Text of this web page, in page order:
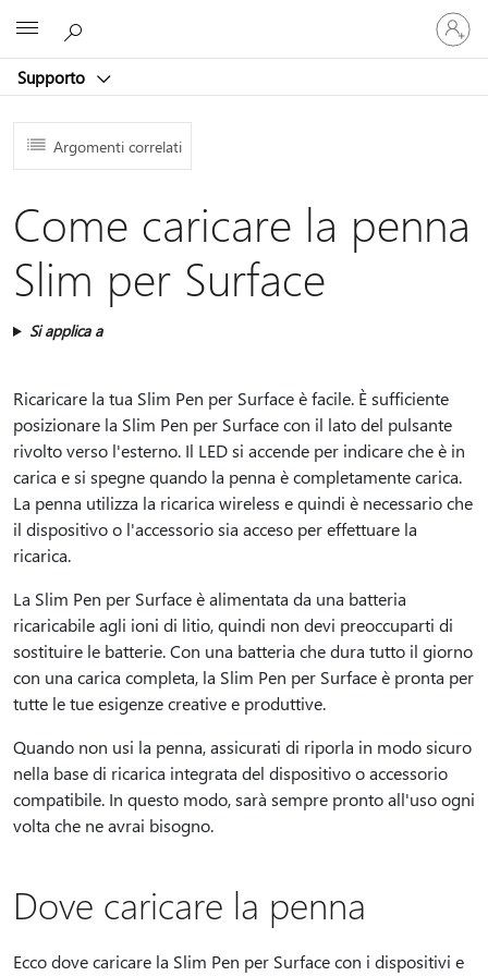
Supporto
Accedi
con
il
account
Argomenti correlati
Come caricare la penna
Slim per Surface
Si applica a
Ricaricare la tua Slim Pen per Surface è facile. È sufficiente
posizionare la Slim Pen per Surface con il lato del pulsante
rivolto verso l'esterno. Il LED si accende per indicare che è in
carica e si spegne quando la penna è completamente carica.
La penna utilizza la ricarica wireless e quindi è necessario che
il dispositivo o l'accessorio sia acceso per effettuare la
ricarica.
La Slim Pen per Surface è alimentata da una batteria
ricaricabile agli ioni di litio, quindi non devi preoccuparti di
sostituire le batterie. Con una batteria che dura tutto il giorno
con una carica completa, la Slim Pen per Surface è pronta per
tutte le tue esigenze creative e produttive.
Quando non usi la penna, assicurati di riporla in modo sicuro
nella base di ricarica integrata del dispositivo o accessorio
compatibile. In questo modo, sarà sempre pronto all'uso ogni
volta che ne avrai bisogno.
Dove caricare la penna
Ecco dove caricare la Slim Pen per Surface con i dispositivi e